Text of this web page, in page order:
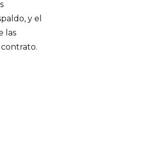
y el
las